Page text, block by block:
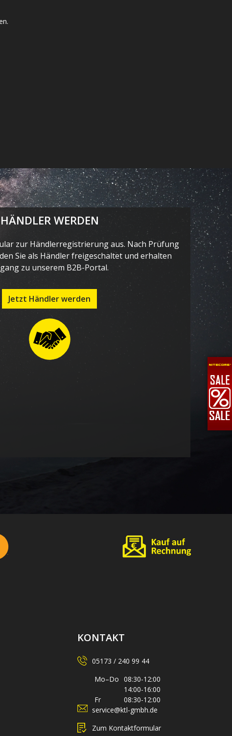
HÄNDLER WERDEN
zur Händlerregistrierung aus. Nach Prüfung
Sie als Händler freigeschaltet und erhalten
zu unserem B2B-Portal.
Jetzt Händler werden
KONTAKT
05173 / 240 99 44
Mo–Do 08:30-12:00
14:00-16:00
Fr
08:30-12:00
service@ktl-gmbh.de
Zum Kontaktformular